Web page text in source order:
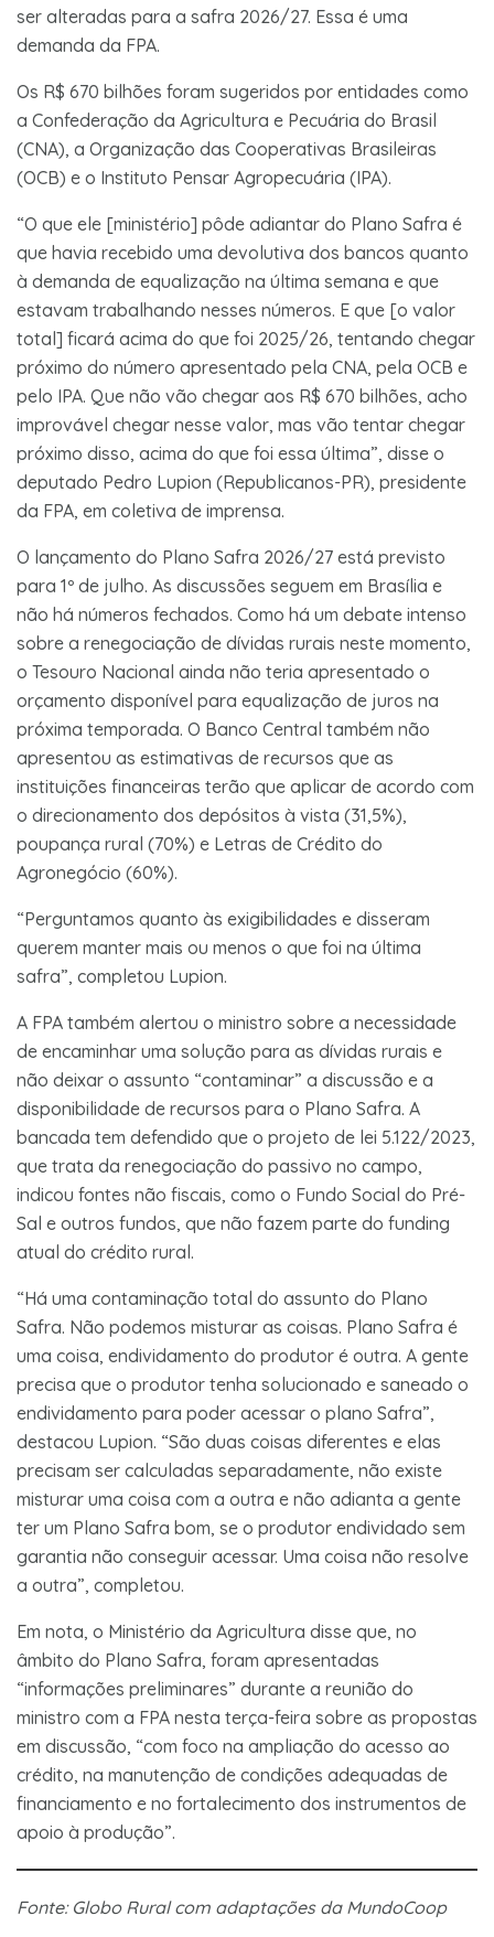
ser alteradas para a safra 2026/27. Essa é uma
demanda da FPA.
Os R$ 670 bilhões foram sugeridos por entidades como
a Confederação da Agricultura e Pecuária do Brasil
(CNA), a Organização das Cooperativas Brasileiras
(OCB) e o Instituto Pensar Agropecuária (IPA).
“O que ele [ministério] pôde adiantar do Plano Safra é
que havia recebido uma devolutiva dos bancos quanto
à demanda de equalização na última semana e que
estavam trabalhando nesses números. E que [o valor
total] ficará acima do que foi 2025/26, tentando chegar
próximo do número apresentado pela CNA, pela OCB e
pelo IPA. Que não vão chegar aos R$ 670 bilhões, acho
improvável chegar nesse valor, mas vão tentar chegar
próximo disso, acima do que foi essa última”, disse o
deputado Pedro Lupion (Republicanos-PR), presidente
da FPA, em coletiva de imprensa.
O lançamento do Plano Safra 2026/27 está previsto
para 1º de julho. As discussões seguem em Brasília e
não há números fechados. Como há um debate intenso
sobre a renegociação de dívidas rurais neste momento,
o Tesouro Nacional ainda não teria apresentado o
orçamento disponível para equalização de juros na
próxima temporada. O Banco Central também não
apresentou as estimativas de recursos que as
instituições financeiras terão que aplicar de acordo com
o direcionamento dos depósitos à vista (31,5%),
poupança rural (70%) e Letras de Crédito do
Agronegócio (60%).
“Perguntamos quanto às exigibilidades e disseram
querem manter mais ou menos o que foi na última
safra”, completou Lupion.
A FPA também alertou o ministro sobre a necessidade
de encaminhar uma solução para as dívidas rurais e
não deixar o assunto “contaminar” a discussão e a
disponibilidade de recursos para o Plano Safra. A
bancada tem defendido que o projeto de lei 5.122/2023,
que trata da renegociação do passivo no campo,
indicou fontes não fiscais, como o Fundo Social do Pré-
Sal e outros fundos, que não fazem parte do funding
atual do crédito rural.
“Há uma contaminação total do assunto do Plano
Safra. Não podemos misturar as coisas. Plano Safra é
uma coisa, endividamento do produtor é outra. A gente
precisa que o produtor tenha solucionado e saneado o
endividamento para poder acessar o plano Safra”,
destacou Lupion. “São duas coisas diferentes e elas
precisam ser calculadas separadamente, não existe
misturar uma coisa com a outra e não adianta a gente
ter um Plano Safra bom, se o produtor endividado sem
garantia não conseguir acessar. Uma coisa não resolve
a outra”, completou.
Em nota, o Ministério da Agricultura disse que, no
âmbito do Plano Safra, foram apresentadas
“informações preliminares” durante a reunião do
ministro com a FPA nesta terça-feira sobre as propostas
em discussão, “com foco na ampliação do acesso ao
crédito, na manutenção de condições adequadas de
financiamento e no fortalecimento dos instrumentos de
apoio à produção”.
Fonte: Globo Rural com adaptações da MundoCoop